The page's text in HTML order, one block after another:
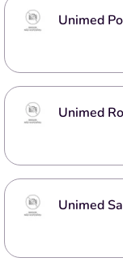
Unimed
Unimed
Unimed